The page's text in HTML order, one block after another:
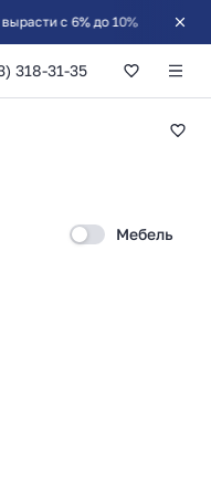
с 6% до 10%
318-31-35
Мебель